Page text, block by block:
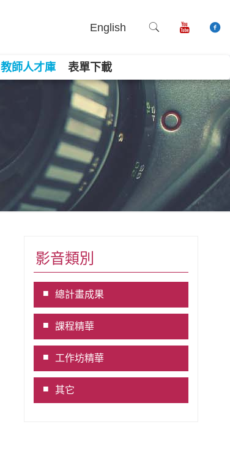
English
教師人才庫 表單下載
影音類別
總計畫成果
課程精華
工作坊精華
其它